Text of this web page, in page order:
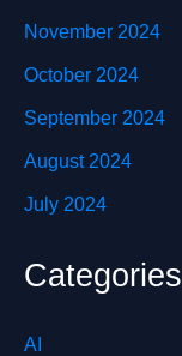
November 2024
October 2024
September 2024
August 2024
July 2024
Categories
AI